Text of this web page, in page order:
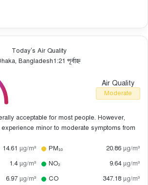
Today’s Air Quality
Bangladesh1:21 পূর্বাহ্ন
Air Quality
Moderate
acceptable for most people. However,
minor to moderate symptoms from
14.61 µg/m³ PM₁₀ 20.86 µg/m³
1.4 µg/m³ NO₂ 9.64 µg/m³
6.97 µg/m³ CO 347.18 µg/m³